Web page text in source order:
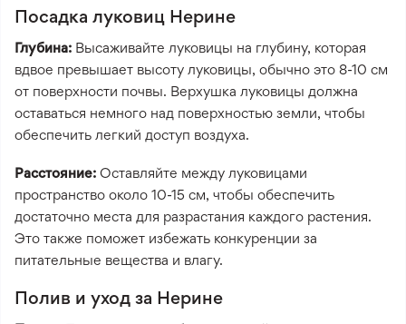
Посадка луковиц Нерине
Глубина: Высаживайте луковицы на глубину, которая
вдвое превышает высоту луковицы, обычно это 8-10 см
от поверхности почвы. Верхушка луковицы должна
оставаться немного над поверхностью земли, чтобы
обеспечить легкий доступ воздуха.
Расстояние: Оставляйте между луковицами
пространство около 10-15 см, чтобы обеспечить
достаточно места для разрастания каждого растения.
Это также поможет избежать конкуренции за
питательные вещества и влагу.
Полив и уход за Нерине